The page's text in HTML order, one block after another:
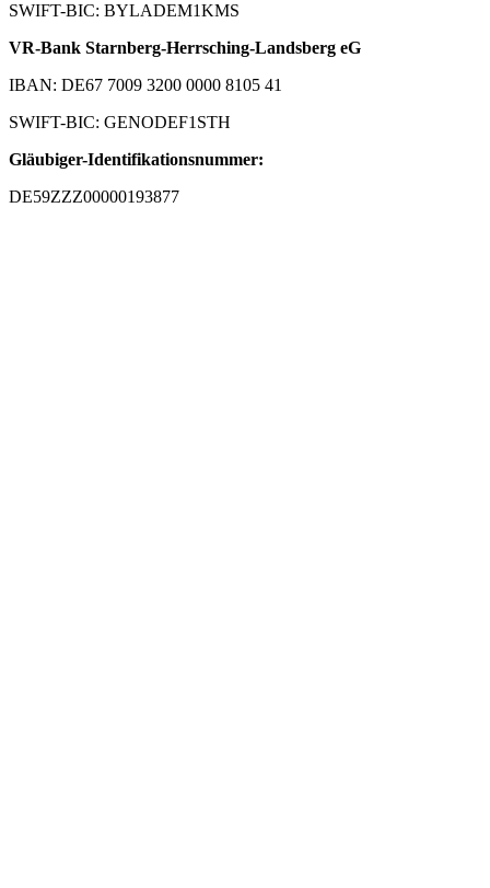
SWIFT-BIC: BYLADEM1KMS
VR-Bank Starnberg-Herrsching-Landsberg eG
IBAN: DE67 7009 3200 0000 8105 41
SWIFT-BIC: GENODEF1STH
Gläubiger-Identifikationsnummer:
DE59ZZZ00000193877